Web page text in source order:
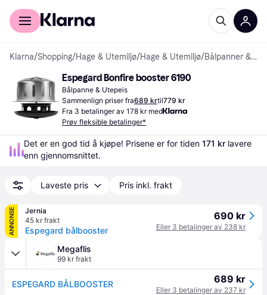
For kunder
Klarna/Shopping/Hage & Utemiljø/Hage & Utemiljø/ Bålpanner & Utepeiser
Espegard Bonfire booster 6190
Bålpanne & Utepeis
Sammenlign priser fra689 krtil779 kr
Fra 3 betalinger av 178 kr med
Prøv fleksible betalinger*
Det er en god tid å kjøpe! Prisene er for tiden 171 kr lavere
enn gjennomsnittet.
Laveste pris Pris inkl. frakt
ANNONSE
Jernia
45 kr frakt
Espegard bålbooster
690 kr
Eller 3 betalinger av 238 kr
Megaflis
99 kr frakt
ESPEGARD BÅLBOOSTER 689 kr
Eller 3 betalinger av 237 kr